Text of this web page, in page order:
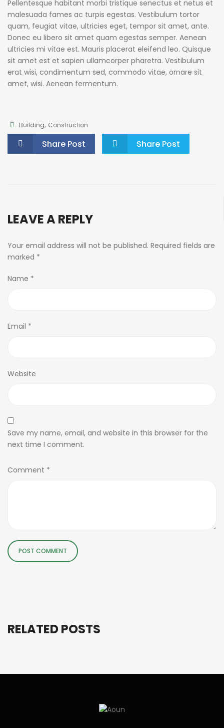
Pellentesque habitant morbi tristique senectus et netus et
malesuada fames ac turpis egestas. Vestibulum tortor
quam, feugiat vitae, ultricies eget, tempor sit amet, ante.
Donec eu libero sit amet quam egestas semper. Aenean
ultricies mi vitae est. Mauris placerat eleifend leo. Quisque
sit amet est et sapien ullamcorper pharetra. Vestibulum
erat wisi, condimentum sed, commodo vitae, ornare sit
amet, wisi. Aenean fermentum.
Building, Construction
Share Post Share Post
LEAVE A REPLY
Your email address will not be published. Required fields are
marked *
Name *
Email *
Website
Save my name, email, and website in this browser for the
next time I comment.
Comment *
RELATED POSTS